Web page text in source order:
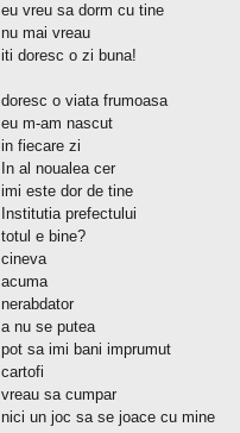
eu vreu sa dorm cu tine
nu mai vreau
iti doresc o zi buna!
doresc o viata frumoasa
eu m-am nascut
in fiecare zi
In al noualea cer
imi este dor de tine
Institutia prefectului
totul e bine?
cineva
acuma
nerabdator
a nu se putea
pot sa imi bani imprumut
cartofi
vreau sa cumpar
nici un joc sa se joace cu mine